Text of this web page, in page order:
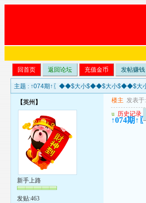
回首页 返回论坛 充值金币 发帖赚钱
主题 : ↑074期↑〖◆◆$大小$◆◆$大小$◆◆$大
【英州 】
新手上路
发贴:463
楼主 发表于
u 历史记录
↑074期